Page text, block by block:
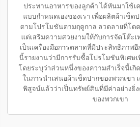
ประทานอาหารของลูกค้า ได้หันมาใช้เ
แบบกำหนดเองของเรา เพื่อผลิตผ้าเช็ด
ตามโปรโมชันตามฤดูกาล ลวดลายที่โด
แต่เสริมความสวยงามให้กับการจัดโต๊ะ
เป็นเครื่องมือการตลาดที่มีประสิทธิภาพอี
นี้รายงานว่ามีการรับซื้อโปรโมชันพิเศษ
โดยระบุว่าส่วนหนึ่งของความสำเร็จนี้เกิ
ในการนำเสนอผ้าเช็ดปากของพวกเขา
พิสูจน์แล้วว่าเป็นทรัพย์สินที่มีค่าอย่างยิ่
ของพวกเขา